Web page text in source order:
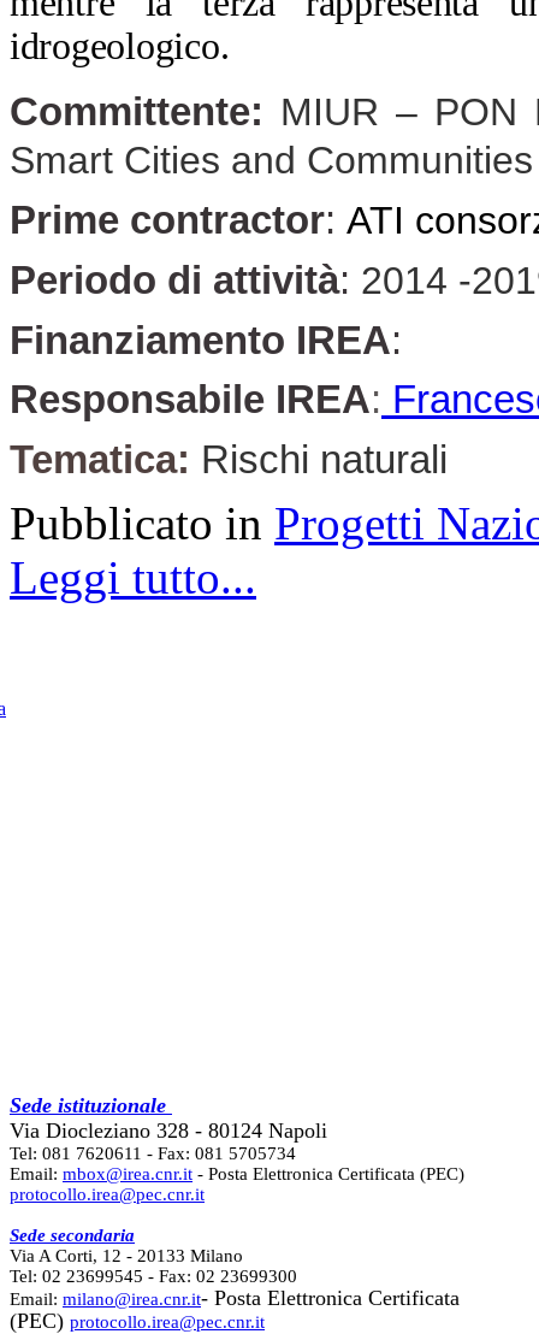
idrogeologico.
Committente: MIUR – PON
Smart Cities and Communities
Prime contractor: ATI
Periodo di attività: 2014 -
Finanziamento IREA:
Responsabile IREA:
Tematica: Rischi naturali
Pubblicato in Progetti
Leggi tutto...
Sede istituzionale
Via Diocleziano 328 - 80124 Napoli
Tel: 081 7620611 - Fax: 081 5705734
Email: mbox@irea.cnr.it - Posta Elettronica Certificata (PEC)
protocollo.irea@pec.cnr.it
Sede secondaria
Via A Corti, 12 - 20133 Milano
Tel: 02 23699545 - Fax: 02 23699300
Email: milano@irea.cnr.it- Posta Elettronica Certificata
(PEC) protocollo.irea@pec.cnr.it